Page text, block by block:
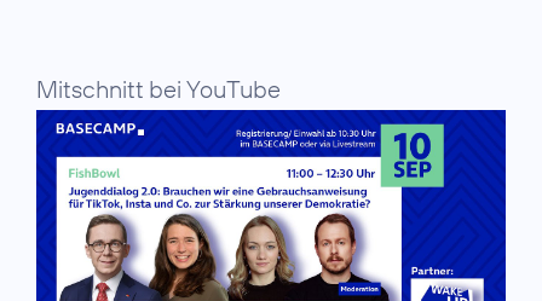
Mitschnitt bei YouTube